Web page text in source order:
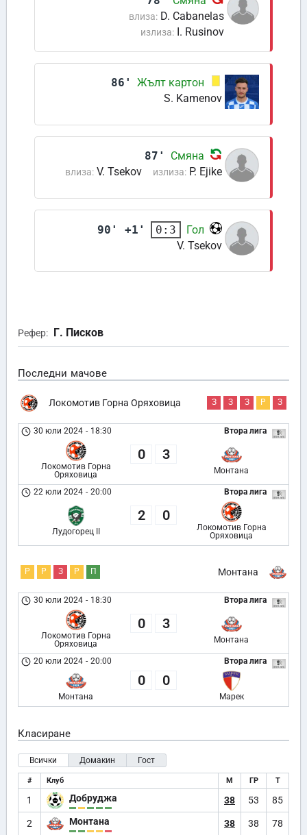
влиза: D. Cabanelas
излиза: I. Rusinov
86'
Жълт картон
S. Kamenov
87' Смяна
влиза: V. Tsekov излиза: P. Ejike
90' +1' 0:3
Гол
V. Tsekov
Рефер: Г. Писков
Последни мачове
Локомотив Горна Оряховица З З З Р З
Втора лига
30 юли 2024 - 18:30
Локомотив Горна
Оряховица
0 3
Монтана
Втора лига
22 юли 2024 - 20:00
Лудогорец II
2 0
Локомотив Горна
Оряховица
Монтана
Р Р З Р П
Втора лига
30 юли 2024 - 18:30
Локомотив Горна
Оряховица
0 3
Монтана
Втора лига
20 юли 2024 - 20:00
Монтана
0 0
Марек
Класиране
Всички Домакин Гост
# Клуб М ГР Т
1 Добруджа 38 53 85
2 Монтана 38 38 78